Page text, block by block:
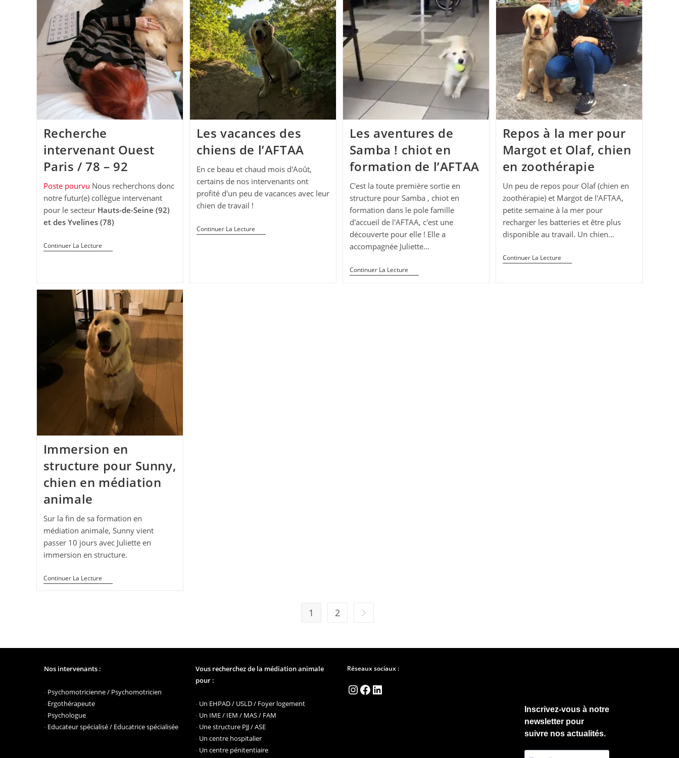
Recherche
intervenant Ouest
Paris / 78 – 92
Poste pourvu Nous recherchons donc
notre futur(e) collègue intervenant
pour le secteur Hauts-de-Seine (92)
et des Yvelines (78)
Continuer La LectureRecherche
Intervenant
92
Les vacances des
chiens de l’AFTAA
En ce beau et chaud mois d'Août,
certains de nos intervenants ont
profité d'un peu de vacances avec leur
chien de travail !
Continuer La LectureLes
Vacances
Les aventures de
Samba ! chiot en
formation de l’AFTAA
C'est la toute première sortie en
structure pour Samba , chiot en
formation dans le pole famille
d'accueil de l'AFTAA, c'est une
découverte pour elle ! Elle a
accompagnée Juliette…
Continuer La LectureLes
Aventures
Repos à la mer pour
Margot et Olaf, chien
en zoothérapie
Un peu de repos pour Olaf (chien en
zoothérapie) et Margot de l'AFTAA,
petite semaine à la mer pour
recharger les batteries et être plus
disponible au travail. Un chien…
Continuer La LectureRepos
À
Immersion en
structure pour Sunny,
chien en médiation
animale
Sur la fin de sa formation en
médiation animale, Sunny vient
passer 10 jours avec Juliette en
immersion en structure.
Continuer La LectureImmersion
En
1 2 Aller à la page suivante
Nos intervenants :
- Psychomotricienne / Psychomotricien
- Ergothérapeute
- Psychologue
- Educateur spécialisé / Educatrice spécialisée
Vous recherchez de la médiation animale
pour :
- Un EHPAD / USLD / Foyer logement
- Un IME / IEM / MAS / FAM
- Une structure PJJ / ASE
- Un centre hospitalier
- Un centre pénitentiaire
Réseaux sociaux :
Instagram
Facebook
LinkedIn